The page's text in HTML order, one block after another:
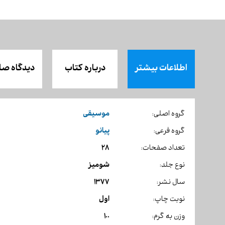
اطلاعات بیشتر درباره کتاب دیدگاه
گروه اصلی: موسیقی
گروه فرعی: پیانو
تعداد صفحات: 28
نوع جلد: شومیز
سال نشر: 1377
نوبت چاپ: اول
وزن به گرم: 100